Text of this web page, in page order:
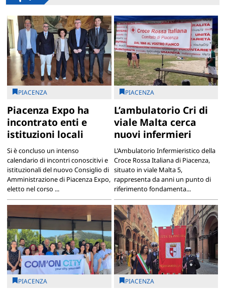
PIACENZA
Piacenza Expo ha
incontrato enti e
istituzioni locali
Si è concluso un intenso
calendario di incontri conoscitivi e
istituzionali del nuovo Consiglio di
Amministrazione di Piacenza Expo,
eletto nel corso ...
PIACENZA
L’ambulatorio Cri di
viale Malta cerca
nuovi infermieri
L’Ambulatorio Infermieristico della
Croce Rossa Italiana di Piacenza,
situato in viale Malta 5,
rappresenta da anni un punto di
riferimento fondamenta...
PIACENZA PIACENZA